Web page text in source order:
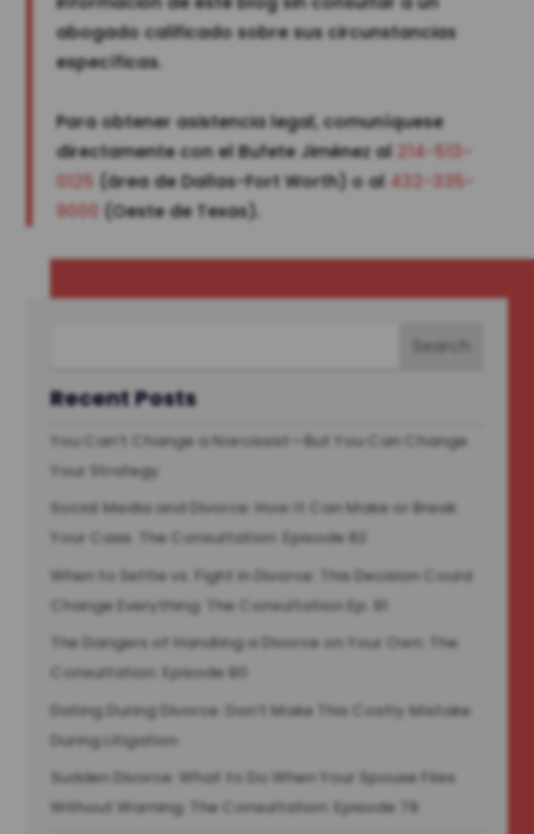
abogado calificado sobre sus circunstancias
específicas.
Para obtener asistencia legal, comuníquese
directamente con el Bufete Jiménez al 214-513-
0125 (área de Dallas-Fort Worth) o al 432-335-
9000 (Oeste de Texas).
Recent Posts
You Can’t Change a Narcissist—But You Can Change
Your Strategy
Social Media and Divorce: How It Can Make or Break
Your Case. The Consultation: Episode 82
When to Settle vs. Fight in Divorce: This Decision Could
Change Everything: The Consultation Ep. 81
The Dangers of Handling a Divorce on Your Own: The
Consultation: Episode 80
Dating During Divorce: Don’t Make This Costly Mistake
During Litigation
Sudden Divorce: What to Do When Your Spouse Files
Without Warning: The Consultation: Episode 78